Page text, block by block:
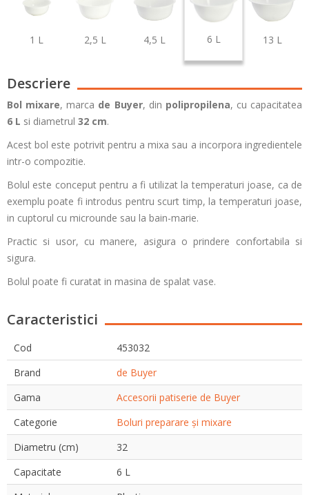
1 L 2,5 L 4,5 L 6 L 13 L
Descriere
Bol mixare, marca de Buyer, din polipropilena, cu capacitatea
6 L si diametrul 32 cm.
Acest bol este potrivit pentru a mixa sau a incorpora ingredientele
intr-o compozitie.
Bolul este conceput pentru a fi utilizat la temperaturi joase, ca de
exemplu poate fi introdus pentru scurt timp, la temperaturi joase,
in cuptorul cu microunde sau la bain-marie.
Practic si usor, cu manere, asigura o prindere confortabila si
sigura.
Bolul poate fi curatat in masina de spalat vase.
Caracteristici
Cod
453032
Brand
de Buyer
Gama
Accesorii patiserie de Buyer
Categorie
Boluri preparare și mixare
Diametru (cm)
32
Capacitate
6 L